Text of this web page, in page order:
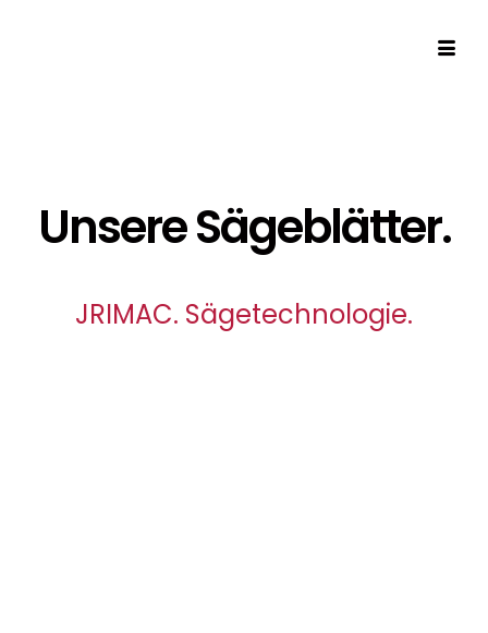
Unsere Sägeblätter.
JRIMAC. Sägetechnologie.